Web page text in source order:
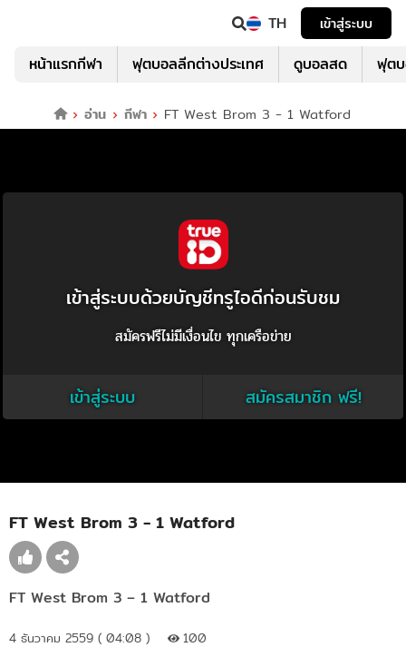
TH เข้าสู่ระบบ
หน้าแรกกีฬา ฟุตบอลลีกต่างประเทศ ดูบอลสด ฟุต
อ่าน กีฬา FT West Brom 3 - 1 Watford
เข้าสู่ระบบด้วยบัญชีทรูไอดีก่อนรับชม
สมัครฟรีไม่มีเงื่อนไข ทุกเครือข่าย
เข้าสู่ระบบ สมัครสมาชิก ฟรี!
FT West Brom 3 - 1 Watford
FT West Brom 3 – 1 Watford
4 ธันวาคม 2559 ( 04:08 ) 100